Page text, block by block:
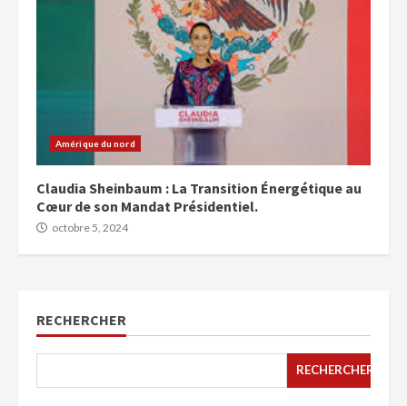
Amérique du nord
Claudia Sheinbaum : La Transition Énergétique au
Cœur de son Mandat Présidentiel.
octobre 5, 2024
RECHERCHER
RECHERCHER